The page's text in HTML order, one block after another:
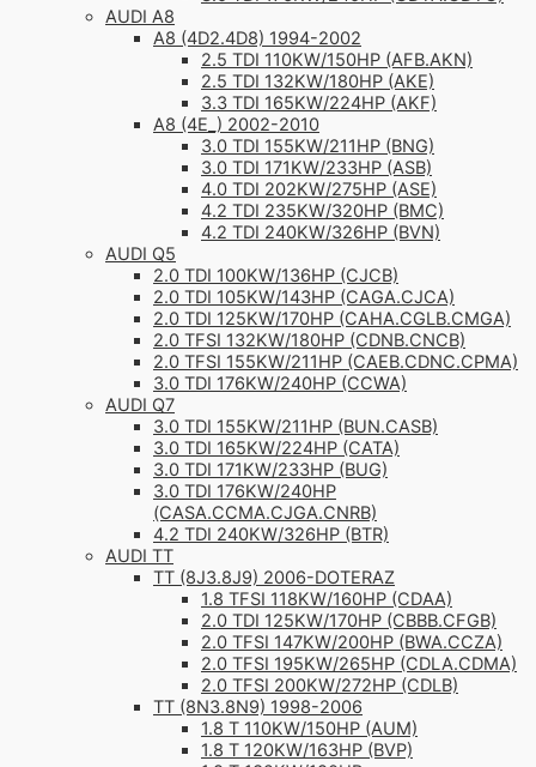
AUDI A8
A8 (4D2.4D8) 1994-2002
2.5 TDI 110KW/150HP (AFB.AKN)
2.5 TDI 132KW/180HP (AKE)
3.3 TDI 165KW/224HP (AKF)
A8 (4E_) 2002-2010
3.0 TDI 155KW/211HP (BNG)
3.0 TDI 171KW/233HP (ASB)
4.0 TDI 202KW/275HP (ASE)
4.2 TDI 235KW/320HP (BMC)
4.2 TDI 240KW/326HP (BVN)
AUDI Q5
2.0 TDI 100KW/136HP (CJCB)
2.0 TDI 105KW/143HP (CAGA.CJCA)
2.0 TDI 125KW/170HP (CAHA.CGLB.CMGA)
2.0 TFSI 132KW/180HP (CDNB.CNCB)
2.0 TFSI 155KW/211HP (CAEB.CDNC.CPMA)
3.0 TDI 176KW/240HP (CCWA)
AUDI Q7
3.0 TDI 155KW/211HP (BUN.CASB)
3.0 TDI 165KW/224HP (CATA)
3.0 TDI 171KW/233HP (BUG)
3.0 TDI 176KW/240HP
(CASA.CCMA.CJGA.CNRB)
4.2 TDI 240KW/326HP (BTR)
AUDI TT
TT (8J3.8J9) 2006-DOTERAZ
1.8 TFSI 118KW/160HP (CDAA)
2.0 TDI 125KW/170HP (CBBB.CFGB)
2.0 TFSI 147KW/200HP (BWA.CCZA)
2.0 TFSI 195KW/265HP (CDLA.CDMA)
2.0 TFSI 200KW/272HP (CDLB)
TT (8N3.8N9) 1998-2006
1.8 T 110KW/150HP (AUM)
1.8 T 120KW/163HP (BVP)